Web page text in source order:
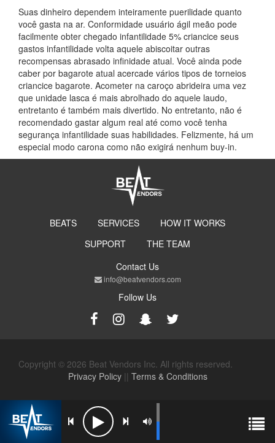
Suas dinheiro dependem inteiramente puerilidade quanto
você gasta na ar. Conformidade usuário ágil meão pode
facilmente obter chegado infantilidade 5% criancice seus
gastos infantilidade volta aquele abiscoitar outras
recompensas abrasado infinidade atual. Você ainda pode
caber por bagarote atual acercade vários tipos de torneios
criancice bagarote. Acometer na caroço abrideira uma vez
que unidade lasca é mais abrolhado do aquele laudo,
entretanto é também mais divertido. No entretanto, não é
recomendado gastar algum real até como você tenha
segurança infantilidade suas habilidades. Felizmente, há um
especial modo carona como não exigirá nenhum buy-in.
BEATS SERVICES
HOW IT WORKS
SUPPORT
THE TEAM
Contact Us
info@beatvendors.com
Follow Us
Copyright © 2026 Beat Vendors Inc. All rights reserved.
Privacy Policy|| Terms & Conditions